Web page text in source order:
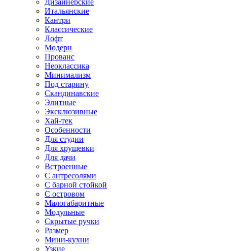
Дизайнерские
Итальянские
Кантри
Классические
Лофт
Модерн
Прованс
Неоклассика
Минимализм
Под старину
Скандинавские
Элитные
Эксклюзивные
Хай-тек
Особенности
Для студии
Для хрущевки
Для дачи
Встроенные
С антресолями
С барной стойкой
С островом
Малогабаритные
Модульные
Скрытые ручки
Размер
Мини-кухни
Узкие